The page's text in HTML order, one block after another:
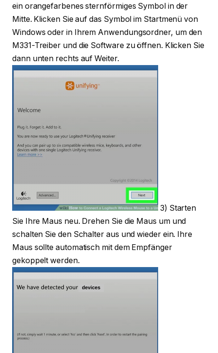
ein orangefarbenes sternförmiges Symbol in der
Mitte. Klicken Sie auf das Symbol im Startmenü von
Windows oder in Ihrem Anwendungsordner, um den
M331-Treiber und die Software zu öffnen. Klicken Sie
dann unten rechts auf Weiter.
3) Starten
Sie Ihre Maus neu. Drehen Sie die Maus um und
schalten Sie den Schalter aus und wieder ein. Ihre
Maus sollte automatisch mit dem Empfänger
gekoppelt werden.